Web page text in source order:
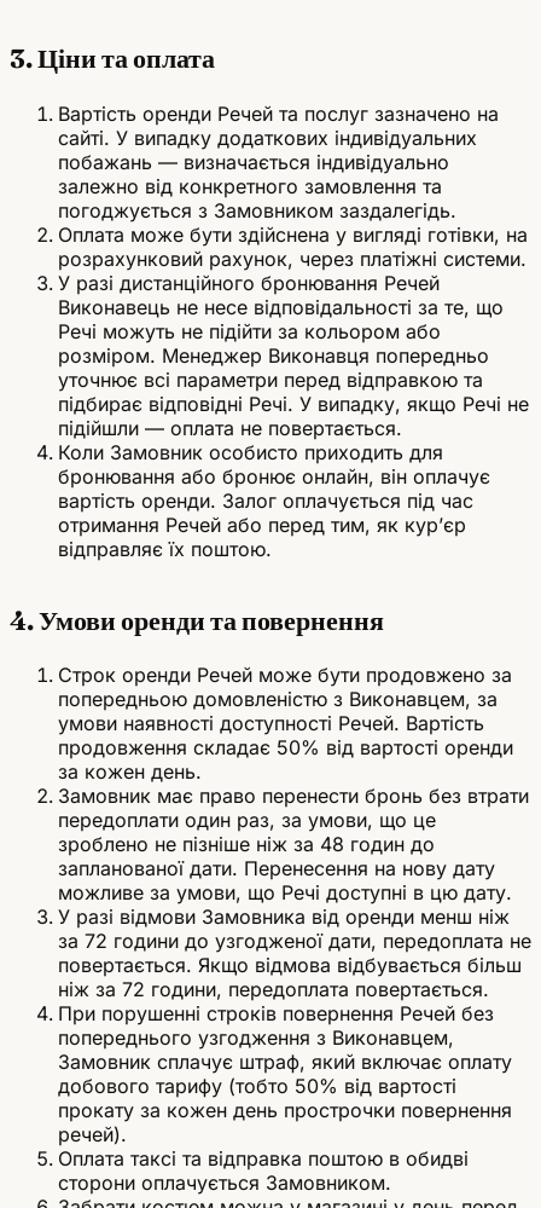
3. Ціни та оплата
Вартість оренди Речей та послуг зазначено на
сайті. У випадку додаткових індивідуальних
побажань — визначається індивідуально
залежно від конкретного замовлення та
погоджується з Замовником заздалегідь.
Оплата може бути здійснена у вигляді готівки, на
розрахунковий рахунок, через платіжні системи.
У разі дистанційного бронювання Речей
Виконавець не несе відповідальності за те, що
Речі можуть не підійти за кольором або
розміром. Менеджер Виконавця попередньо
уточнює всі параметри перед відправкою та
підбирає відповідні Речі. У випадку, якщо Речі не
підійшли — оплата не повертається.
Коли Замовник особисто приходить для
бронювання або бронює онлайн, він оплачує
вартість оренди. Залог оплачується під час
отримання Речей або перед тим, як кур’єр
відправляє їх поштою.
4. Умови оренди та повернення
Строк оренди Речей може бути продовжено за
попередньою домовленістю з Виконавцем, за
умови наявності доступності Речей. Вартість
продовження складає 50% від вартості оренди
за кожен день.
Замовник має право перенести бронь без втрати
передоплати один раз, за умови, що це
зроблено не пізніше ніж за 48 годин до
запланованої дати. Перенесення на нову дату
можливе за умови, що Речі доступні в цю дату.
У разі відмови Замовника від оренди менш ніж
за 72 години до узгодженої дати, передоплата не
повертається. Якщо відмова відбувається більш
ніж за 72 години, передоплата повертається.
При порушенні строків повернення Речей без
попереднього узгодження з Виконавцем,
Замовник сплачує штраф, який включає оплату
добового тарифу (тобто 50% від вартості
прокату за кожен день прострочки повернення
речей).
Оплата таксі та відправка поштою в обидві
сторони оплачується Замовником.